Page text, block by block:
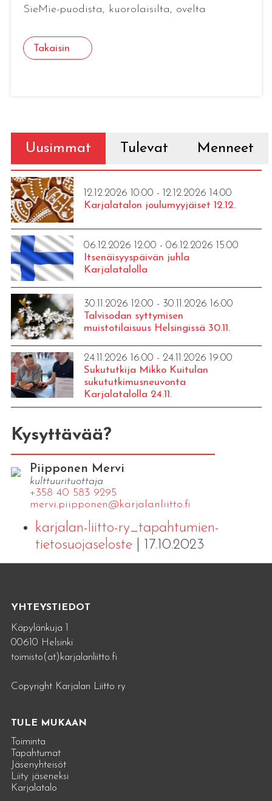
SieMie-puodista, kuorolaisilta, ovelta
Takaisin
Uusimmat Tulevat Menneet
12.12.2026 10:00 - 12.12.2026 14:00
Karjalatalon joulumyyjäiset 12.12.
06.12.2026 12:00 - 06.12.2026 15:00
Itsenäisyyspäivän juhla
Karjalatalolla
30.11.2026 12:00 - 30.11.2026 16:00
Talvisodan syttymisen
muistotilaisuus Helsingissä 30.11.
24.11.2026 16:00 - 24.11.2026 19:00
Sukututkija Mikko Kuitulan
sukututkimusneuvonta
Karjalatalolla 24.11.
Kysyttävää?
Piipponen Mervi
kulttuurituottaja
+358 40 583 9295
mervi.​piipponen@​kar​jala​nlii​tto.​fi
karjalan-liitto-ry_tapahtumien-
tietosuojaseloste| 17.10.2023
YHTEYSTIEDOT
Käpylänkuja 1
00610 Helsinki
toimisto(at)karjalanliitto.fi
Copyright Karjalan Liitto ry
TULE MUKAAN
Toiminta
Tapahtumat
Jäsenyhteisöt
Liity jäseneksi
Karjalatalo